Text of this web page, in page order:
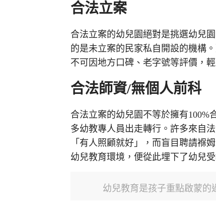
合法立案
合法立案的幼兒園絕對是挑選幼兒
的是未立案的民家私自開設的機構
不可因地方口碑、老字號等評價，
合法師資/無個人前科
合法立案的幼兒園不等於擁有
多幼教專人員出走轉行。許多來自
「有人照顧就好」，而盲目聘請褓
幼兒教育環境，便從此埋下了幼兒
幼兒教育是孩子重點啟蒙的